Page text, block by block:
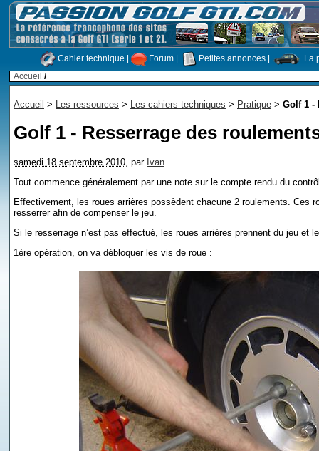
Cahier technique Forum Petites annonces
La
Accueil /
Accueil > Les ressources > Les cahiers techniques > Pratique > Golf 1 -
Golf 1 - Resserrage des
samedi 18 septembre 2010 par Ivan
Tout commence généralement par une note sur le compte rendu du
Effectivement, les roues arrières possèdent chacune 2 roulements. Ces
resserrer afin de compenser le jeu.
Si le resserrage n’est pas effectué, les roues arrières prennent du jeu et
1ère opération, on va débloquer les vis de roue :